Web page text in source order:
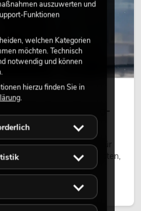
Wetterfeste Moving-
Scheinwerfer für
bei Festivals, Stadtfesten,
und
eingesetzt.
auszuwerten und
Funktionen
welchen Kategorien
möchten. Technisch
notwendig und können
hierzu finden Sie in
.